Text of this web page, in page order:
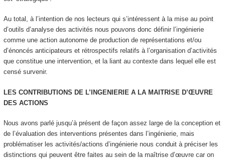
Au total, à l’intention de nos lecteurs qui s’intéressent à la mise au point
d’outils d’analyse des activités nous pouvons donc définir l ’ingénierie
comme une action autonome de production de représentations et/ou
d’énoncés anticipateurs et rétrospectifs relatifs à l’organisation d’activités
que constitue une intervention, et la liant au contexte dans lequel elle est
censé survenir.
LES CONTRIBUTIONS DE L’INGENIERIE A LA MAITRISE D’ŒUVRE
DES ACTIONS
Nous avons parlé jusqu’à présent de façon assez large de la conception et
de l’évaluation des interventions présentes dans l’ingénierie, mais
problématiser les activités/actions d’ingénierie nous conduit à préciser les
distinctions qui peuvent être faites au sein de la maîtrise d’œuvre car on